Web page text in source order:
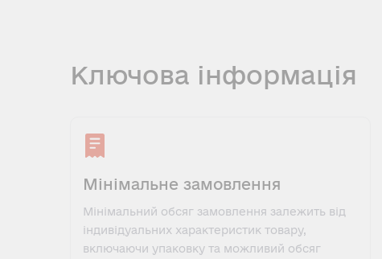
Ключова інформація
Мінімальне замовлення
Мінімальний обсяг замовлення залежить від
індивідуальних характеристик товару,
включаючи упаковку та можливий обсяг